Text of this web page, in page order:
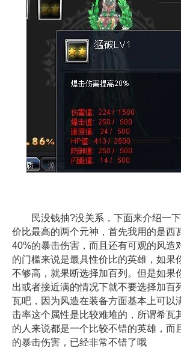
民没钱抽?没关系，下面来介绍一下
价比最高的两个元神，首先我用的是西
40%的暴击伤害，而且还有可观的风造
的门槛来说是最具性价比的英雄，如果
不够高，就果断选择加百列。但是如果
出或者接近满的情况下就不要选择加百
瓦吧，因为风造在装备方面基本上可以
击率这个属性是比较难堆的，所谓希瓦
的人来说都是一个比较不错的英雄，而
的暴击伤害，已经非常不错了哦